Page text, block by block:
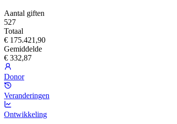
Aantal giften
527
Totaal
€ 175.421,90
Gemiddelde
€ 332,87
Donor
Veranderingen
Ontwikkeling